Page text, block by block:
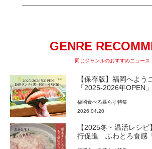
GENRE
同じジャンルのおすすめニュース
【保存版】福岡へよう
「2025-2026年OPEN
福岡食べる暮らす特集
2026.04.20
【2025冬・温活レシ
行促進 ふわとろ食感